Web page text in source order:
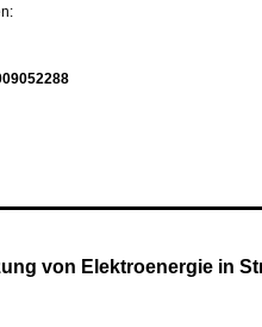
von Elektroenergie in